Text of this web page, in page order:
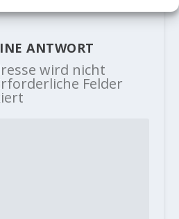
ANTWORT
wird nicht
Felder